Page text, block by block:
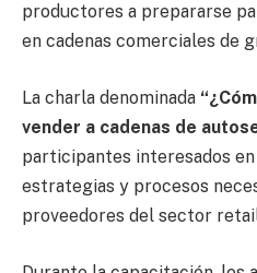
productores a prepararse
en cadenas comerciales de
La charla denominada
vender a cadenas de
participantes interesados
estrategias y procesos
proveedores del sector